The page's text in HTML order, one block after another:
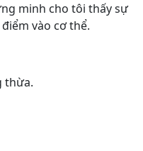
minh cho tôi thấy sự
vào cơ thể.
thừa.